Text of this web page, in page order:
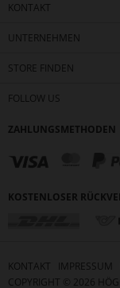
KONTAKT
UNTERNEHMEN
STORE FINDEN
FOLLOW US
ZAHLUNGSMETHODEN
KOSTENLOSER
KONTAKT IMPRESSUM
COPYRIGHT © 2026